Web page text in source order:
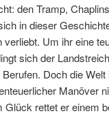
den Tramp,
in dieser
verliebt. Um ihr eine
sich der
Doch die
Manöver
Glück rettet er einem